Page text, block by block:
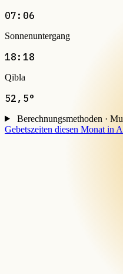
07:06
Sonnenuntergang
18:18
Qibla
52,5°
Berechnungsmethoden ·
Gebetszeiten diesen Monat in